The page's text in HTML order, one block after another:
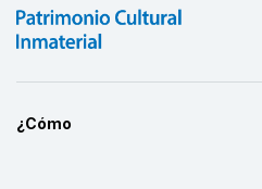
¿Cómo